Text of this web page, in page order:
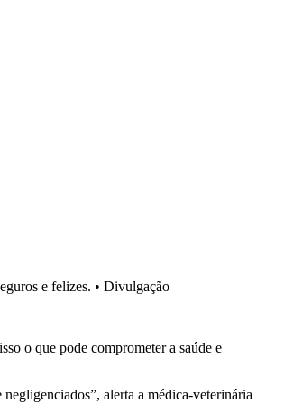
e felizes. • Divulgação
o que pode comprometer a saúde e
alerta a médica-veterinária